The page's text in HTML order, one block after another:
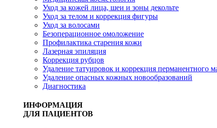
Уход за кожей лица, шеи и зоны декольте
Уход за телом и коррекция фигуры
Уход за волосами
Безоперационное омоложение
Профилактика старения кожи
Лазерная эпиляция
Коррекция рубцов
Удаление татуировок и коррекция перманентного
Удаление опасных кожных новообразований
Диагностика
ИНФОРМАЦИЯ
ДЛЯ ПАЦИЕНТОВ